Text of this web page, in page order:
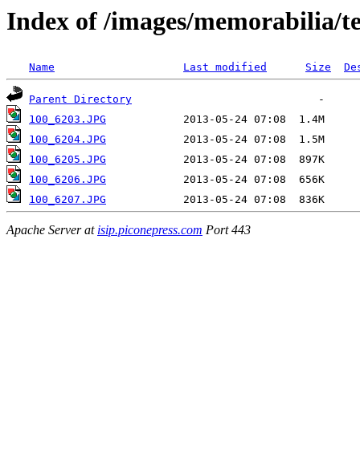
Index of /images/memorabilia/
Name Last modified Size
Parent Directory
100_6203.JPG
100_6204.JPG
100_6205.JPG
100_6206.JPG
100_6207.JPG
Apache Server at isip.piconepress.com Port 443